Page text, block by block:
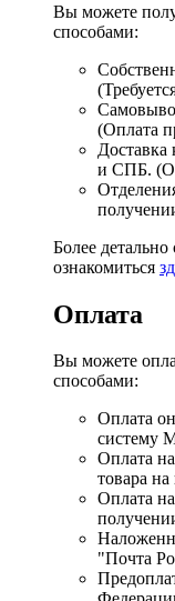
Вы можете
способами:
(Оплата
и СПБ.
Более
ознакомиться
Оплата
Вы можете
способами:
Оплата
систему
Оплата
товара
Оплата
"Почта